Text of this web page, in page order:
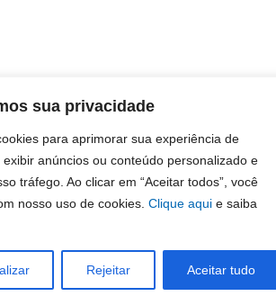
sua privacidade
para aprimorar sua experiência de
exibir anúncios ou conteúdo personalizado e
tráfego. Ao clicar em “Aceitar todos”, você
nosso uso de cookies. Clique aqui e saiba
Rejeitar Aceitar tudo